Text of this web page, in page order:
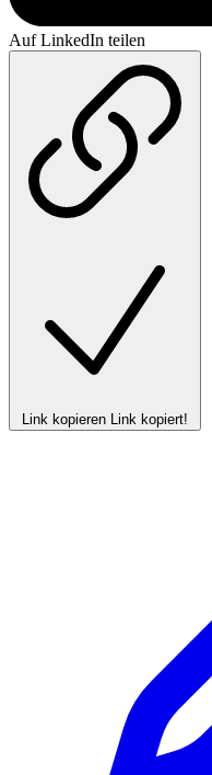
Auf LinkedIn teilen
Link kopieren Link kopiert!